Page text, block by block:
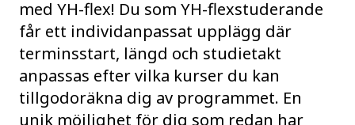
med YH-flex! Du som YH-flexstuderande
får ett individanpassat upplägg där
terminsstart, längd och studietakt
anpassas efter vilka kurser du kan
tillgodoräkna dig av programmet. En
unik möjlighet för dig som redan har